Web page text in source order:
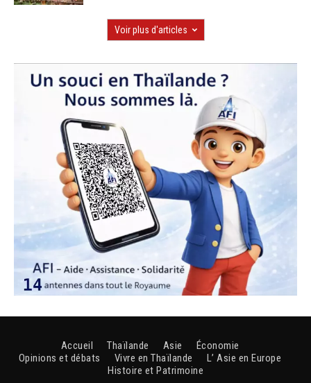
Voir plus d'articles
Accueil Thaïlande Asie
Économie
Opinions et débats
Vivre en Thaïlande
L’ Asie en Europe
Histoire et Patrimoine